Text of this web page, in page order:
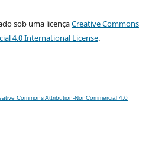
sob uma licençaCreative Commons
4.0 International License.
Commons Attribution-NonCommercial 4.0